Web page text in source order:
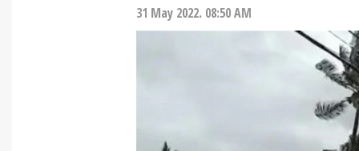
31 May 2022. 08:50 AM